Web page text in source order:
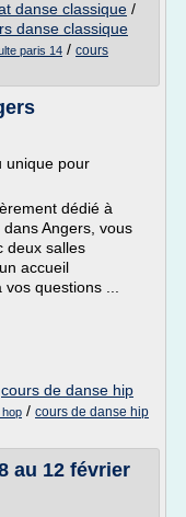
danse classique /
danse classique
paris 14 / cours
unique pour
dédié à
Angers, vous
deux salles
accueil
questions ...
cours de danse hip
/ cours de danse hip
au 12 février